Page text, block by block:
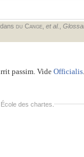
du Cange, et al.
passim. VideOfficialis.
École des chartes